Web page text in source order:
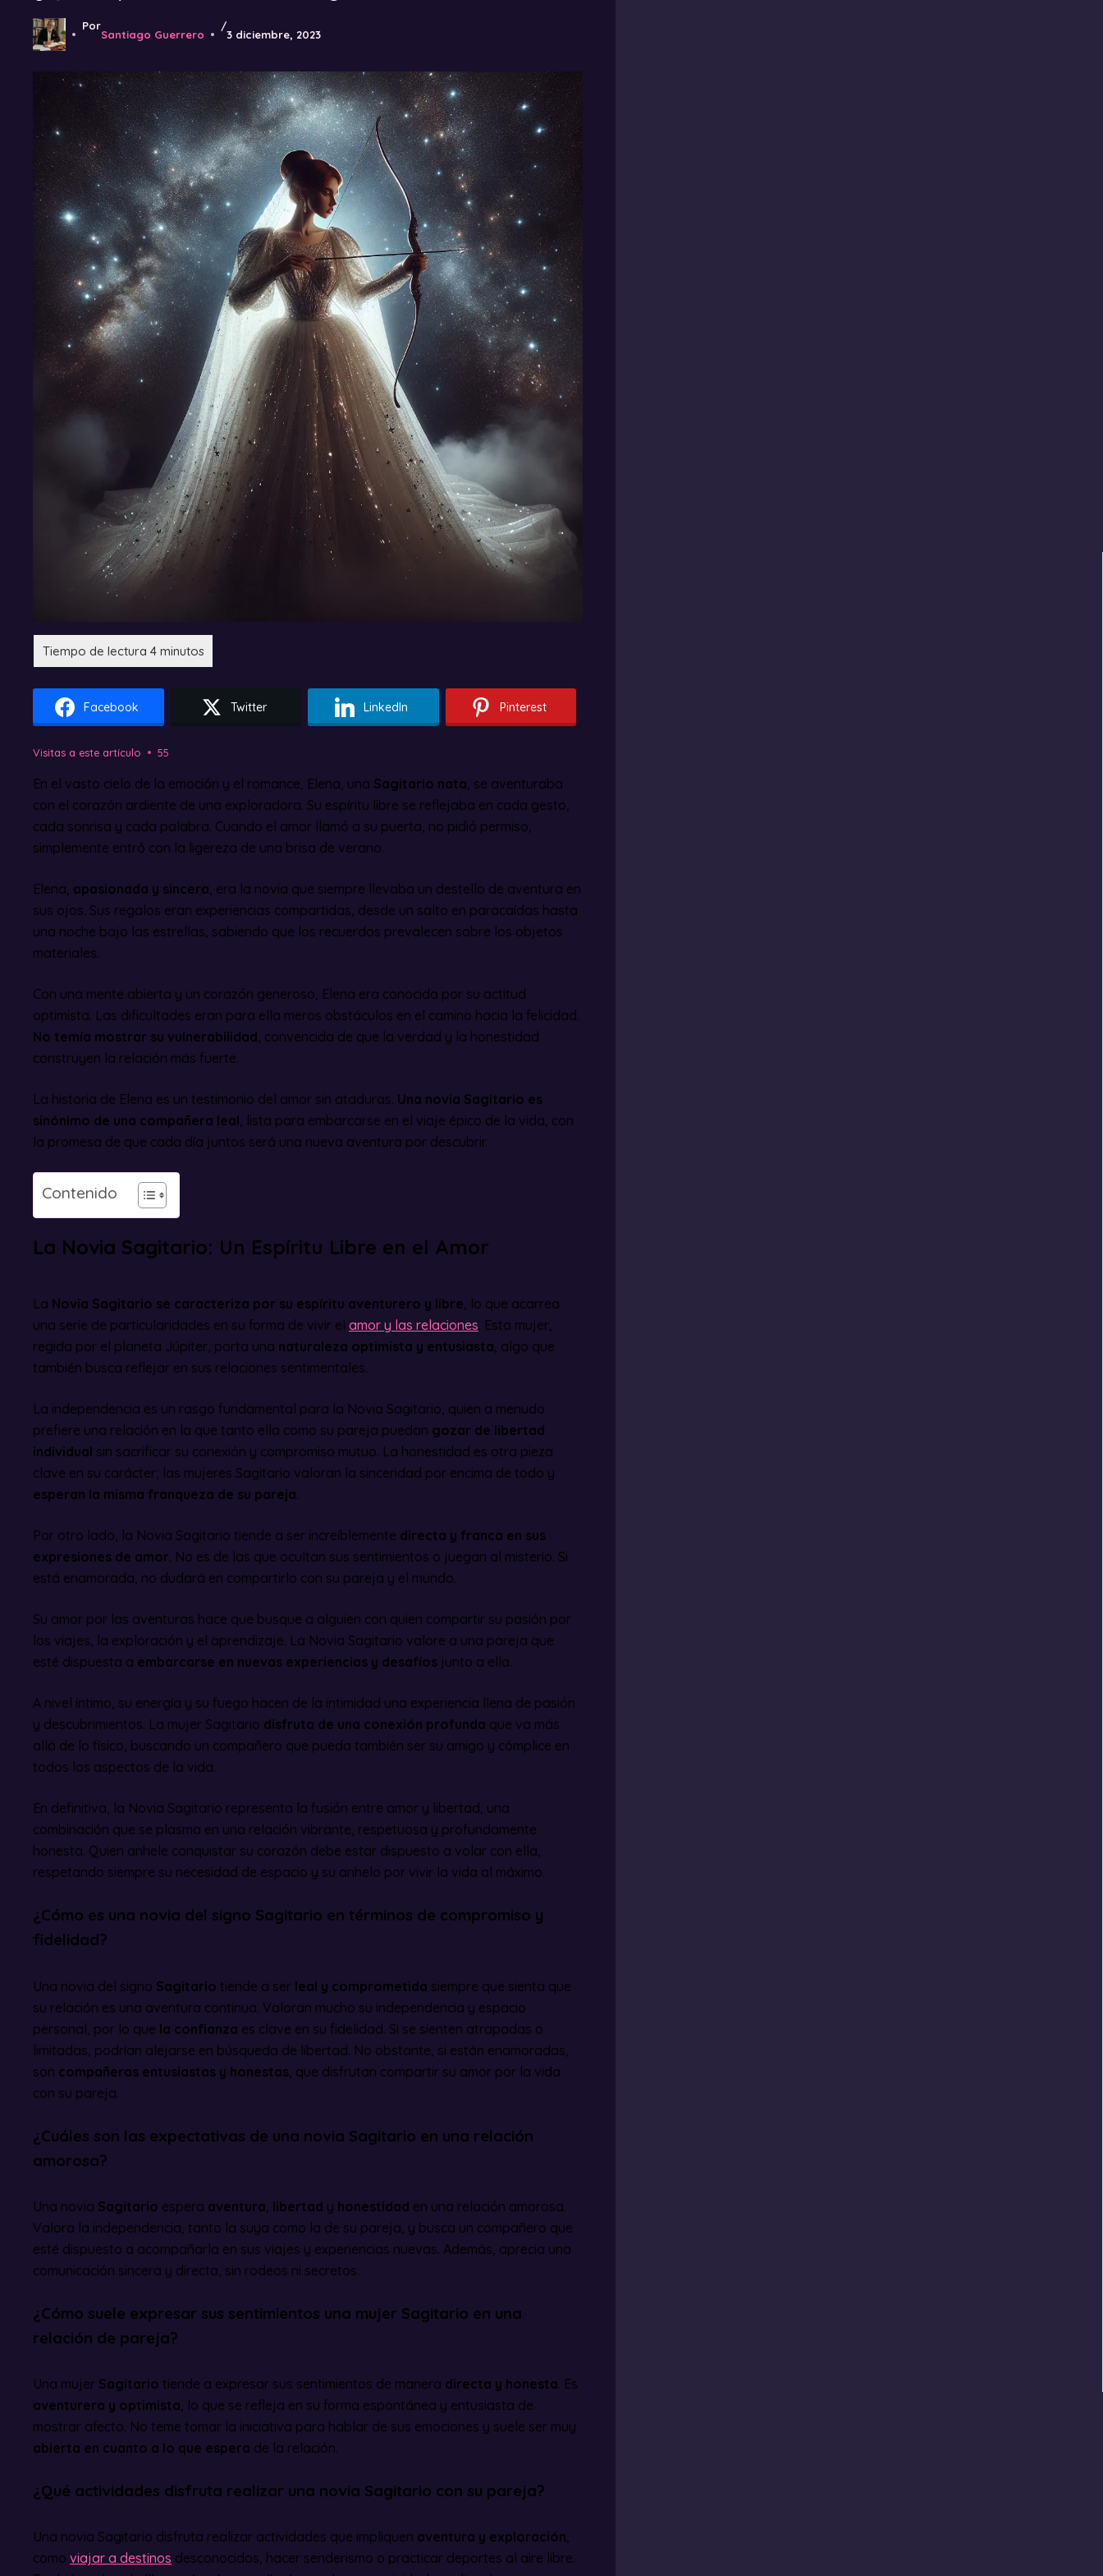
Por
Santiago Guerrero
/
3 diciembre, 2023
Facebook Twitter LinkedIn Pinterest
Visitas a este artículo 55
En el vasto cielo de la emoción y el romance, Elena, una Sagitario nata, se aventuraba
con el corazón ardiente de una exploradora. Su espíritu libre se reflejaba en cada gesto,
cada sonrisa y cada palabra. Cuando el amor llamó a su puerta, no pidió permiso,
simplemente entró con la ligereza de una brisa de verano.
Elena, apasionada y sincera, era la novia que siempre llevaba un destello de aventura en
sus ojos. Sus regalos eran experiencias compartidas, desde un salto en paracaídas hasta
una noche bajo las estrellas, sabiendo que los recuerdos prevalecen sobre los objetos
materiales.
Con una mente abierta y un corazón generoso, Elena era conocida por su actitud
optimista. Las dificultades eran para ella meros obstáculos en el camino hacia la felicidad.
No temía mostrar su vulnerabilidad, convencida de que la verdad y la honestidad
construyen la relación más fuerte.
La historia de Elena es un testimonio del amor sin ataduras. Una novia Sagitario es
sinónimo de una compañera leal, lista para embarcarse en el viaje épico de la vida, con
la promesa de que cada día juntos será una nueva aventura por descubrir.
Contenido
La Novia Sagitario: Un Espíritu Libre en el Amor
La Novia Sagitario se caracteriza por su espíritu aventurero y libre, lo que acarrea
una serie de particularidades en su forma de vivir el amor y las relaciones. Esta mujer,
regida por el planeta Júpiter, porta una naturaleza optimista y entusiasta, algo que
también busca reflejar en sus relaciones sentimentales.
La independencia es un rasgo fundamental para la Novia Sagitario, quien a menudo
prefiere una relación en la que tanto ella como su pareja puedan gozar de libertad
individual sin sacrificar su conexión y compromiso mutuo. La honestidad es otra pieza
clave en su carácter; las mujeres Sagitario valoran la sinceridad por encima de todo y
esperan la misma franqueza de su pareja.
Por otro lado, la Novia Sagitario tiende a ser increíblemente directa y franca en sus
expresiones de amor. No es de las que ocultan sus sentimientos o juegan al misterio. Si
está enamorada, no dudará en compartirlo con su pareja y el mundo.
Su amor por las aventuras hace que busque a alguien con quien compartir su pasión por
los viajes, la exploración y el aprendizaje. La Novia Sagitario valore a una pareja que
esté dispuesta a embarcarse en nuevas experiencias y desafíos junto a ella.
A nivel íntimo, su energía y su fuego hacen de la intimidad una experiencia llena de pasión
y descubrimientos. La mujer Sagitario disfruta de una conexión profunda que va más
allá de lo físico, buscando un compañero que pueda también ser su amigo y cómplice en
todos los aspectos de la vida.
En definitiva, la Novia Sagitario representa la fusión entre amor y libertad, una
combinación que se plasma en una relación vibrante, respetuosa y profundamente
honesta. Quien anhele conquistar su corazón debe estar dispuesto a volar con ella,
respetando siempre su necesidad de espacio y su anhelo por vivir la vida al máximo.
¿Cómo es una novia del signo Sagitario en términos de compromiso y
fidelidad?
Una novia del signo Sagitario tiende a ser leal y comprometida siempre que sienta que
su relación es una aventura continua. Valoran mucho su independencia y espacio
personal, por lo que la confianza es clave en su fidelidad. Si se sienten atrapadas o
limitadas, podrían alejarse en búsqueda de libertad. No obstante, si están enamoradas,
son compañeras entusiastas y honestas , que disfrutan compartir su amor por la vida
con su pareja.
¿Cuáles son las expectativas de una novia Sagitario en una relación
amorosa?
Una novia Sagitario espera aventura libertad y honestidad en una relación amorosa.
Valora la independencia, tanto la suya como la de su pareja, y busca un compañero que
esté dispuesto a acompañarla en sus viajes y experiencias nuevas. Además, aprecia una
comunicación sincera y directa, sin rodeos ni secretos.
¿Cómo suele expresar sus sentimientos una mujer Sagitario en una
relación de pareja?
Una mujer Sagitario tiende a expresar sus sentimientos de manera directa y honesta. Es
aventurera y optimista , lo que se refleja en su forma espontánea y entusiasta de
mostrar afecto. No teme tomar la iniciativa para hablar de sus emociones y suele ser muy
abierta en cuanto a lo que espera de la relación.
¿Qué actividades disfruta realizar una novia Sagitario con su pareja?
Una novia Sagitario disfruta realizar actividades que impliquen aventura y exploración
como viajar a destinos desconocidos, hacer senderismo o practicar deportes al aire libre.